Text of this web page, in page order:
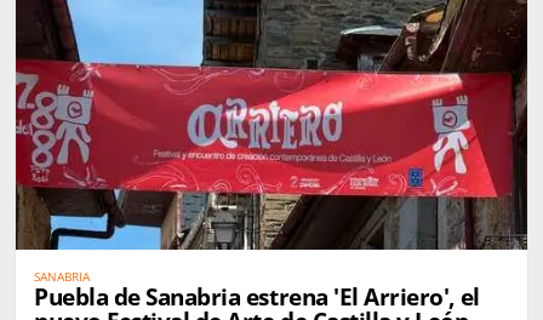
SANABRIA
Puebla de Sanabria estrena 'El Arriero', el